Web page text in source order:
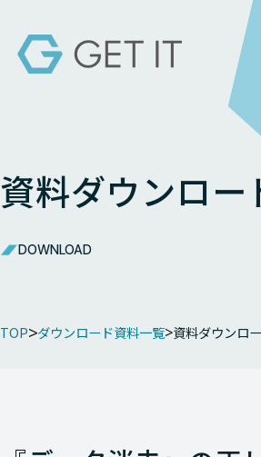
資料ダウンロー
DOWNLOAD
TOP ダウンロード資料一覧 資料ダウンロ